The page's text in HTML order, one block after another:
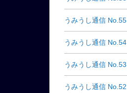
うみうし通信 No.55
うみうし通信 No.54
うみうし通信 No.53
うみうし通信 No.52